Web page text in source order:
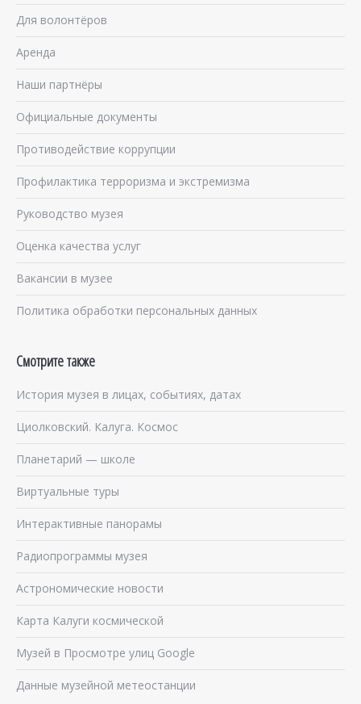
Для волонтёров
Аренда
Наши партнёры
Официальные документы
Противодействие коррупции
Профилактика терроризма и экстремизма
Руководство музея
Оценка качества услуг
Вакансии в музее
Политика обработки персональных данных
Смотрите также
История музея в лицах, событиях, датах
Циолковский. Калуга. Космос
Планетарий — школе
Виртуальные туры
Интерактивные панорамы
Радиопрограммы музея
Астрономические новости
Карта Калуги космической
Музей в Просмотре улиц Google
Данные музейной метеостанции